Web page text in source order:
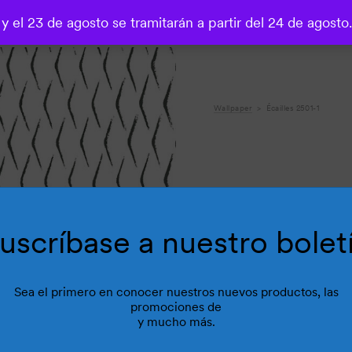
Wallpaper Écailles 2501-1
a nuestro
Sea el primero en conocer nuestros nuevos productos, las
promociones de
y mucho más.
el 23 de agosto se tramitarán a partir del 24 de